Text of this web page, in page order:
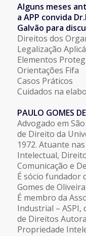
Alguns meses
a APP convida
Galvão para
Direitos dos
Legalização
Elementos
Orientações Fifa
Casos Práticos
Cuidados na
PAULO GOMES
Advogado em
de Direito da
1972. Atuante
Intelectual,
Comunicação e
É sócio fundador
Gomes de
É membro da
Industrial – ASPI,
de Direitos
Propriedade